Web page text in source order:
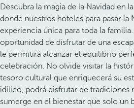
Descubra la magia de la Navidad en
donde nuestros hoteles para pasar la
experiencia única para toda la
oportunidad de disfrutar de una
le permitirá alcanzar el equilibrio
celebración. No olvide visitar la
tesoro cultural que enriquecerá su
idílico, podrá disfrutar de tradiciones
sumerge en el bienestar que solo un